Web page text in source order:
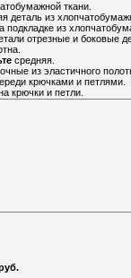
ткани.
деталь из
подкладке из
отрезные и боковые
средняя.
из эластичного
крючками и петлями.
крючки и петли.